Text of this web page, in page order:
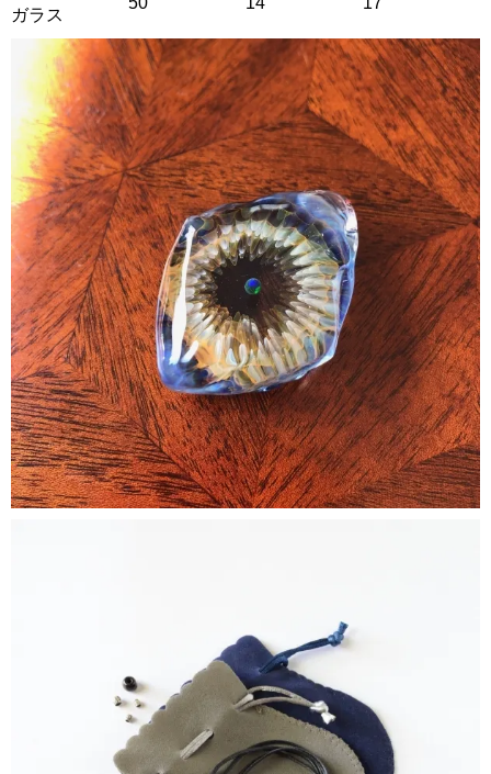
ガラス